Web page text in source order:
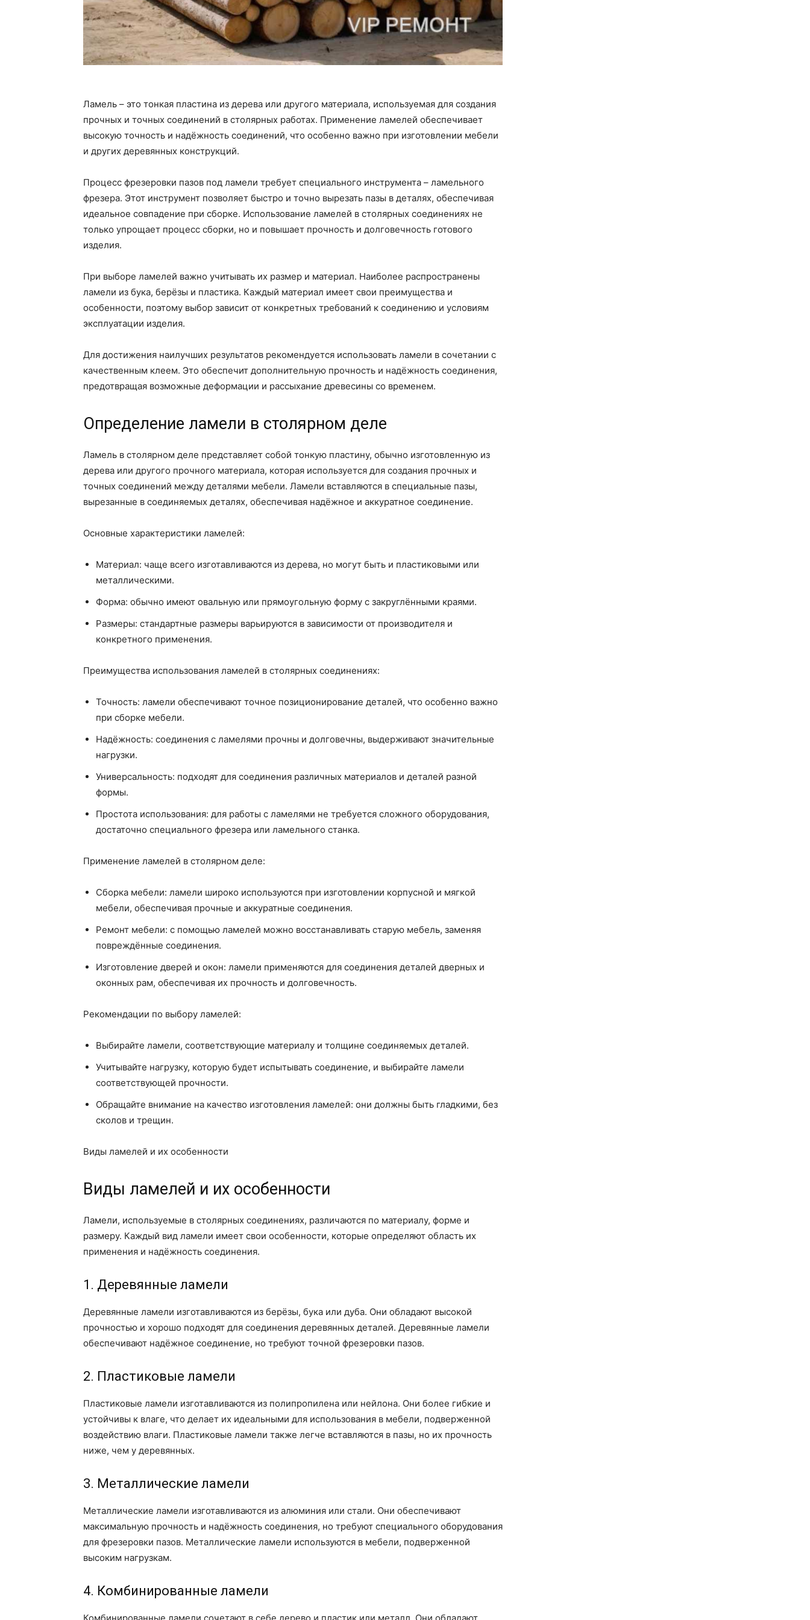
Ламель – это тонкая пластина из дерева или другого материала, используемая для создания
прочных и точных соединений в столярных работах. Применение ламелей обеспечивает
высокую точность и надёжность соединений, что особенно важно при изготовлении мебели
и других деревянных конструкций.
Процесс фрезеровки пазов под ламели требует специального инструмента – ламельного
фрезера. Этот инструмент позволяет быстро и точно вырезать пазы в деталях, обеспечивая
идеальное совпадение при сборке. Использование ламелей в столярных соединениях не
только упрощает процесс сборки, но и повышает прочность и долговечность готового
изделия.
При выборе ламелей важно учитывать их размер и материал. Наиболее распространены
ламели из бука, берёзы и пластика. Каждый материал имеет свои преимущества и
особенности, поэтому выбор зависит от конкретных требований к соединению и условиям
эксплуатации изделия.
Для достижения наилучших результатов рекомендуется использовать ламели в сочетании с
качественным клеем. Это обеспечит дополнительную прочность и надёжность соединения,
предотвращая возможные деформации и рассыхание древесины со временем.
Определение ламели в столярном деле
Ламель в столярном деле представляет собой тонкую пластину, обычно изготовленную из
дерева или другого прочного материала, которая используется для создания прочных и
точных соединений между деталями мебели. Ламели вставляются в специальные пазы,
вырезанные в соединяемых деталях, обеспечивая надёжное и аккуратное соединение.
Основные характеристики ламелей:
Материал: чаще всего изготавливаются из дерева, но могут быть и пластиковыми или
металлическими.
Форма: обычно имеют овальную или прямоугольную форму с закруглёнными краями.
Размеры: стандартные размеры варьируются в зависимости от производителя и
конкретного применения.
Преимущества использования ламелей в столярных соединениях:
Точность: ламели обеспечивают точное позиционирование деталей, что особенно важно
при сборке мебели.
Надёжность: соединения с ламелями прочны и долговечны, выдерживают значительные
нагрузки.
Универсальность: подходят для соединения различных материалов и деталей разной
формы.
Простота использования: для работы с ламелями не требуется сложного оборудования,
достаточно специального фрезера или ламельного станка.
Применение ламелей в столярном деле:
Сборка мебели: ламели широко используются при изготовлении корпусной и мягкой
мебели, обеспечивая прочные и аккуратные соединения.
Ремонт мебели: с помощью ламелей можно восстанавливать старую мебель, заменяя
повреждённые соединения.
Изготовление дверей и окон: ламели применяются для соединения деталей дверных и
оконных рам, обеспечивая их прочность и долговечность.
Рекомендации по выбору ламелей:
Выбирайте ламели, соответствующие материалу и толщине соединяемых деталей.
Учитывайте нагрузку, которую будет испытывать соединение, и выбирайте ламели
соответствующей прочности.
Обращайте внимание на качество изготовления ламелей: они должны быть гладкими, без
сколов и трещин.
Виды ламелей и их особенности
Виды ламелей и их особенности
Ламели, используемые в столярных соединениях, различаются по материалу, форме и
размеру. Каждый вид ламели имеет свои особенности, которые определяют область их
применения и надёжность соединения.
1. Деревянные ламели
Деревянные ламели изготавливаются из берёзы, бука или дуба. Они обладают высокой
прочностью и хорошо подходят для соединения деревянных деталей. Деревянные ламели
обеспечивают надёжное соединение, но требуют точной фрезеровки пазов.
2. Пластиковые ламели
Пластиковые ламели изготавливаются из полипропилена или нейлона. Они более гибкие и
устойчивы к влаге, что делает их идеальными для использования в мебели, подверженной
воздействию влаги. Пластиковые ламели также легче вставляются в пазы, но их прочность
ниже, чем у деревянных.
3. Металлические ламели
Металлические ламели изготавливаются из алюминия или стали. Они обеспечивают
максимальную прочность и надёжность соединения, но требуют специального оборудования
для фрезеровки пазов. Металлические ламели используются в мебели, подверженной
высоким нагрузкам.
4. Комбинированные ламели